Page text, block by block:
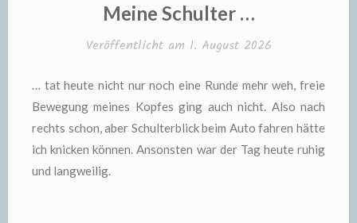
Meine Schulter …
Veröffentlicht am 1. August 2026
… tat heute nicht nur noch eine Runde mehr weh, freie
Bewegung meines Kopfes ging auch nicht. Also nach
rechts schon, aber Schulterblick beim Auto fahren hätte
ich knicken können. Ansonsten war der Tag heute ruhig
und langweilig.